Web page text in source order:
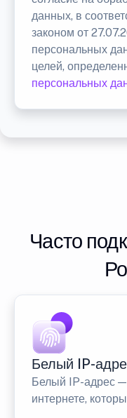
данных, в
законом от
персональных
целей,
персональных
Часто
Белый IP-
Белый IP-адрес —
интернете,